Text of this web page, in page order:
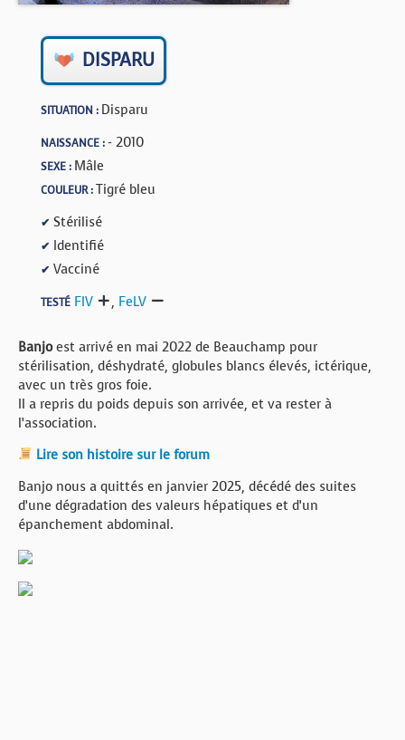
DISPARU
SITUATION : Disparu
NAISSANCE :- 2010
SEXE : Mâle
COULEUR :Tigré bleu
✔ Stérilisé
✔ Identifié
✔ Vacciné
TESTÉ FIV , FeLV
Banjoest arrivé en mai 2022 de Beauchamp pour
stérilisation, déshydraté, globules blancs élevés, ictérique,
avec un très gros foie.
Il a repris du poids depuis son arrivée, et va rester à
l’association.
Lire son histoire sur le forum
Banjo nous a quittés en janvier 2025, décédé des suites
d’une dégradation des valeurs hépatiques et d’un
épanchement abdominal.